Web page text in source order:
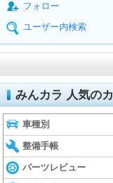
フォロー
ユーザー内検索
みんカラ 人気の
車種別
整備手帳
パーツレビュー